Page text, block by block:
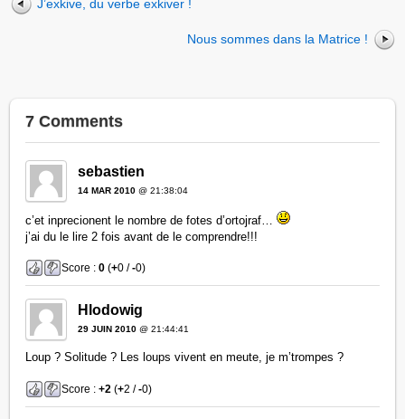
J’exkive, du verbe exkiver !
Nous sommes dans la Matrice !
7 Comments
sebastien
14 MAR 2010 @ 21:38:04
c’et inprecionent le nombre de fotes d’ortojraf…
j’ai du le lire 2 fois avant de le comprendre!!!
Score :0 (+0 /-0)
Hlodowig
29 JUIN 2010 @ 21:44:41
Loup ? Solitude ? Les loups vivent en meute, je m’trompes ?
Score :+2 (+2 /-0)